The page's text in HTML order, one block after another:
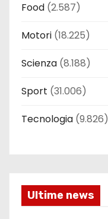
Food (2.587)
Motori (18.225)
Scienza (8.188)
Sport (31.006)
Tecnologia (9.826)
Ultime news